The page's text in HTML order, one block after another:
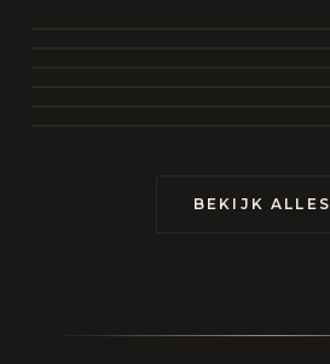
BEKIJK ALLES